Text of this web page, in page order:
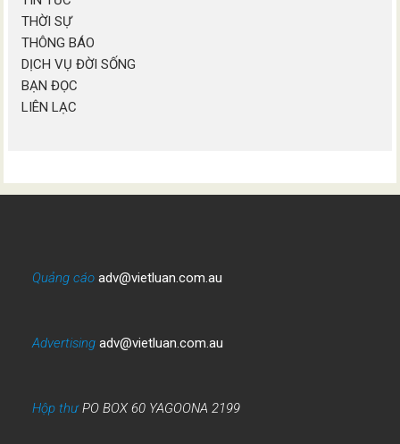
THỜI SỰ
THÔNG BÁO
DỊCH VỤ ĐỜI SỐNG
BẠN ĐỌC
LIÊN LẠC
Quảng cáo adv@vietluan.com.au
Advertising adv@vietluan.com.au
Hộp thưPO BOX 60 YAGOONA 2199